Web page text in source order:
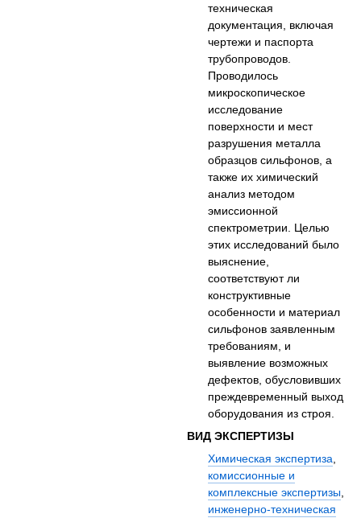
техническая
документация, включая
чертежи и паспорта
трубопроводов.
Проводилось
микроскопическое
исследование
поверхности и мест
разрушения металла
образцов сильфонов, а
также их химический
анализ методом
эмиссионной
спектрометрии. Целью
этих исследований было
выяснение,
соответствуют ли
конструктивные
особенности и материал
сильфонов заявленным
требованиям, и
выявление возможных
дефектов, обусловивших
преждевременный выход
оборудования из строя.
ВИД ЭКСПЕРТИЗЫ
Химическая экспертиза,
комиссионные и
комплексные экспертизы,
инженерно-техническая